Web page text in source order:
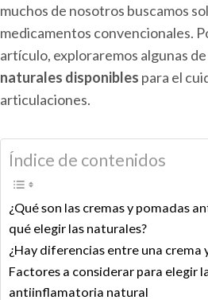
muchos de nosotros buscamos
medicamentos convencionales.
artículo, exploraremos algunas de
naturales disponibles para el
articulaciones.
Índice de contenidos
¿Qué son las cremas y pomadas
qué elegir las naturales?
¿Hay diferencias entre una crema
Factores a considerar para elegir
antiinflamatoria natural